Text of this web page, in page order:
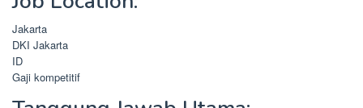
Jakarta
DKI Jakarta
ID
Gaji kompetitif